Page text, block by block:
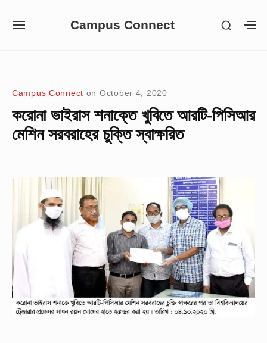
Campus Connect
SITE
SHOW
Campus Connect on October 4, 2020
করোনা ভাইরাস শনাক্তে খুবিতে আরটি-পিসিআর
মেশিন সরবরাহের চুক্তি স্বাক্ষরিত